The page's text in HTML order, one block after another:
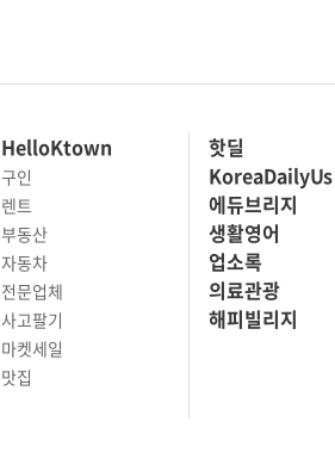
HelloKtown
구인
렌트
부동산
자동차
전문업체
사고팔기
핫딜
KoreaDailyUs
에듀브리지
생활영어
업소록